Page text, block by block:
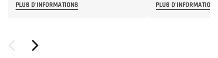
PLUS D'INFORMATIONS PLUS D'INFORMATIONS